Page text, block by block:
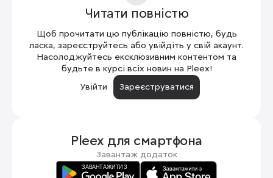
Читати повністю
Щоб прочитати цю публікацію повністю, будь
ласка, зареєструйтесь або увійдіть у свій акаунт.
Насолоджуйтесь ексклюзивним контентом та
будьте в курсі всіх новин на Pleex!
Увійти
Зареєструватися
Pleex для смартфона
Завантаж додаток